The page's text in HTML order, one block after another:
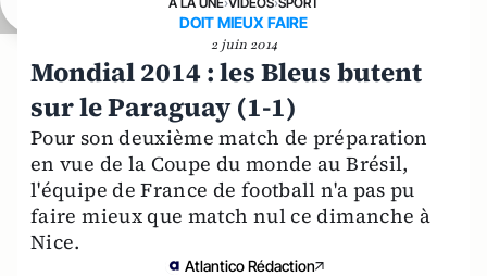
DOIT MIEUX FAIRE
2 juin 2014
Mondial 2014 : les Bleus butent
sur le Paraguay (1-1)
Pour son deuxième match de préparation
en vue de la Coupe du monde au Brésil,
l'équipe de France de football n'a pas pu
faire mieux que match nul ce dimanche à
Nice.
Atlantico Rédaction